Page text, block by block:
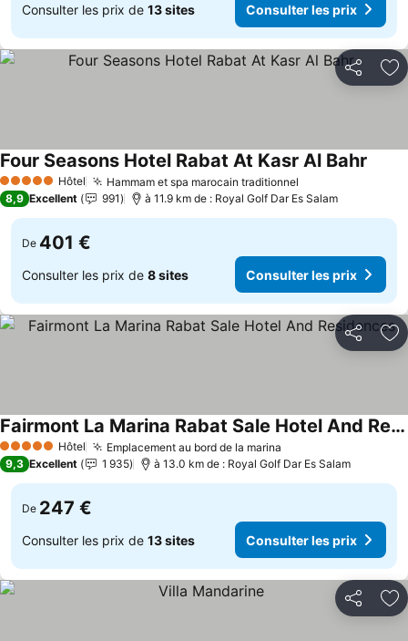
Consulter les prix de 13 sites Consulter les prix
Partager
5 Étoiles Hôtel Hammam et spa marocain traditionnel
Four Seasons Hotel Rabat At Kasr Al Bahr
8,9 Excellent 991 à 11.9 km de : Royal Golf Dar Es Salam
De 401 €
Consulter les prix de 8 sites Consulter les prix
Partager
5 Étoiles Hôtel Emplacement au bord de la marina
Fairmont La Marina Rabat Sale Hotel And Residences
Consulter les prix
9,3 Excellent 1 935 à 13.0 km de : Royal Golf Dar Es Salam
De 247 €
Consulter les prix de 13 sites Consulter les prix
Partager